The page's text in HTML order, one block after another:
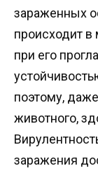
зараженных
происходит
при его
поэтому,
животного,
заражения